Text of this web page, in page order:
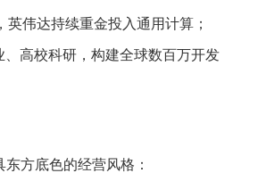
伟达持续重金投入通用计算；
高校科研，构建全球数百万开发
方底色的经营风格：